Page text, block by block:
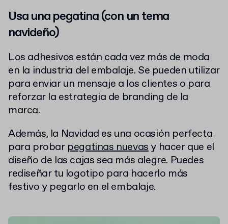
Usa una pegatina (con un tema
navideño)
Los adhesivos están cada vez más de moda
en la industria del embalaje. Se pueden utilizar
para enviar un mensaje a los clientes o para
reforzar la estrategia de branding de la
marca.
Además, la Navidad es una ocasión perfecta
para probar pegatinas nuevasy hacer que el
diseño de las cajas sea más alegre. Puedes
rediseñar tu logotipo para hacerlo más
festivo y pegarlo en el embalaje.